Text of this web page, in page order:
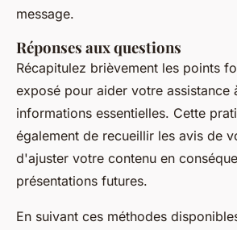
message.
Réponses aux questions
Récapitulez brièvement les points
exposé pour aider votre assistance
informations essentielles. Cette
également de recueillir les avis de
d'ajuster votre contenu en
présentations futures.
En suivant ces méthodes